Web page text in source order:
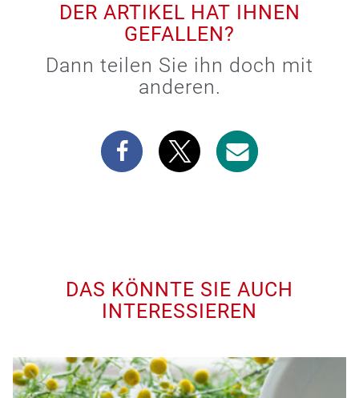
DER ARTIKEL HAT IHNEN
GEFALLEN?
Dann teilen Sie ihn doch mit
anderen.
DAS KÖNNTE SIE AUCH
INTERESSIEREN